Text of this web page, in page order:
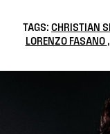
TAGS: CHRISTIAN
LORENZO FASANO ,